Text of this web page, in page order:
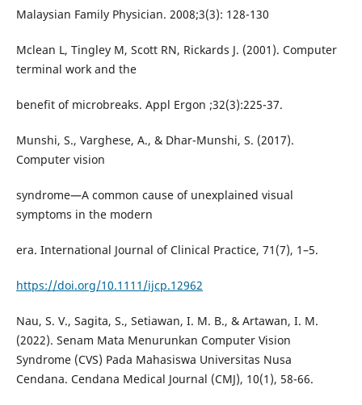
Malaysian Family Physician. 2008;3(3): 128-130
Mclean L, Tingley M, Scott RN, Rickards J. (2001). Computer
terminal work and the
benefit of microbreaks. Appl Ergon ;32(3):225-37.
Munshi, S., Varghese, A., & Dhar-Munshi, S. (2017).
Computer vision
syndrome—A common cause of unexplained visual
symptoms in the modern
era. International Journal of Clinical Practice, 71(7), 1–5.
https://doi.org/10.1111/ijcp.12962
Nau, S. V., Sagita, S., Setiawan, I. M. B., & Artawan, I. M.
(2022). Senam Mata Menurunkan Computer Vision
Syndrome (CVS) Pada Mahasiswa Universitas Nusa
Cendana. Cendana Medical Journal (CMJ), 10(1), 58-66.